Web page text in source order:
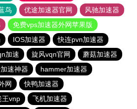
鸟 优途加速器官网
风驰加速器
免费vps加速器外网苹果版
IOS加速器
快连pvn加速器
加速 旋风vqn官网
蘑菇加速器
速神器
hammer加速器
网
快鸭加速器
王vnp
飞机加速器